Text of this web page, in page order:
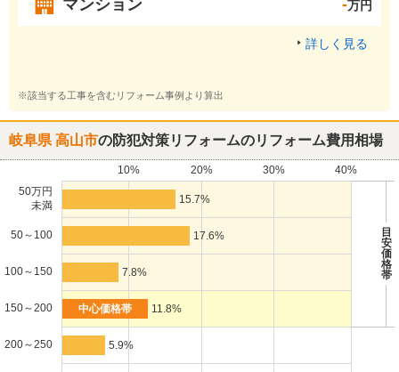
マンション -万円
詳しく見る
※該当する工事を含むリフォーム事例より算出
岐阜県 高山市の防犯対策リフォームのリフォーム費用相場
10% 20% 30%
40%
50万円
未満
15.7%
目
安
価
格
帯
50～100 17.6%
100～150 7.8%
150～200 11.8%
200～250 5.9%